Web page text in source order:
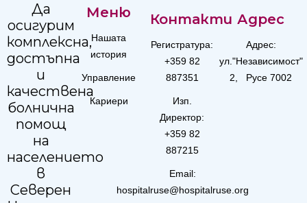
Да
осигурим
комплексна,
достъпна
и
качествена
болнична
помощ
на
населението
в
Северен
Меню
Нашата
история
Управление
Кариери
Контакти
Регистратура:
+359 82
887351
Изп.
Директор:
+359 82
887215
Email:
hospitalruse@hospitalruse.org
Адрес
Адрес:
ул."Независимост"
2, Русе 7002